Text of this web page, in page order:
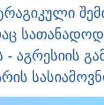
- აგრესიის